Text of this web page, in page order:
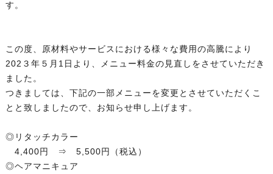
す。
この度、原材料やサービスにおける様々な費用の高騰により
202３年５月1日より、メニュー料金の見直しをさせていただき
ました。
つきましては、下記の一部メニューを変更とさせていただくこ
とと致しましたので、お知らせ申し上げます。
◎リタッチカラー
4,400円 ⇒ 5,500円（税込）
◎ヘアマニキュア